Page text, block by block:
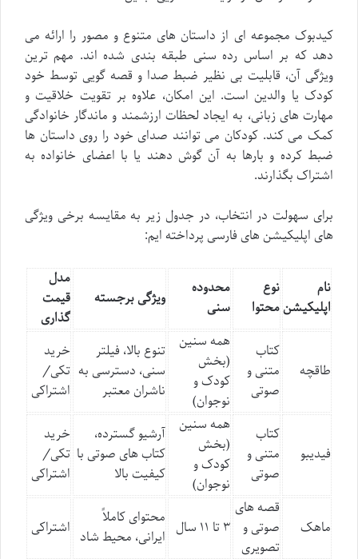
کیدبوک مجموعه ای از داستان های متنوع و مصور را ارائه می
دهد که بر اساس رده سنی طبقه بندی شده اند. مهم ترین
ویژگی آن، قابلیت بی نظیر ضبط صدا و قصه گویی توسط خود
کودک یا والدین است. این امکان، علاوه بر تقویت خلاقیت و
مهارت های زبانی، به ایجاد لحظات ارزشمند و ماندگار خانوادگی
کمک می کند. کودکان می توانند صدای خود را روی داستان ها
ضبط کرده و بارها به آن گوش دهند یا با اعضای خانواده به
اشتراک بگذارند.
برای سهولت در انتخاب، در جدول زیر به مقایسه برخی ویژگی
های اپلیکیشن های فارسی پرداخته ایم:
نام
اپلیکیشن
نوع
محتوا
محدوده
سنی
ویژگی برجسته
مدل
قیمت
گذاری
طاقچه
کتاب
متنی و
صوتی
همه سنین
(بخش
کودک و
نوجوان)
تنوع بالا، فیلتر
سنی، دسترسی به
ناشران معتبر
خرید
تکی/
اشتراکی
فیدیبو
کتاب
متنی و
صوتی
همه سنین
(بخش
کودک و
نوجوان)
آرشیو گسترده،
کتاب های صوتی با
کیفیت بالا
خرید
تکی/
اشتراکی
ماهک
قصه های
صوتی و
تصویری
۳ تا ۱۱ سال
محتوای کاملاً
ایرانی، محیط شاد اشتراکی